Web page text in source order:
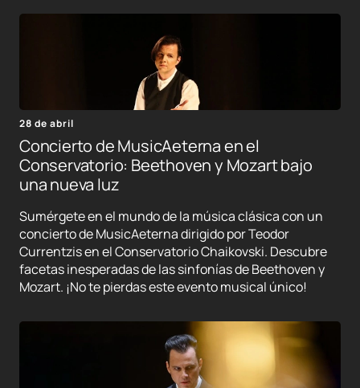
28 de abril
Concierto de MusicAeterna en el
Conservatorio: Beethoven y Mozart bajo
una nueva luz
Sumérgete en el mundo de la música clásica con un
concierto de MusicAeterna dirigido por Teodor
Currentzis en el Conservatorio Chaikovski. Descubre
facetas inesperadas de las sinfonías de Beethoven y
Mozart. ¡No te pierdas este evento musical único!